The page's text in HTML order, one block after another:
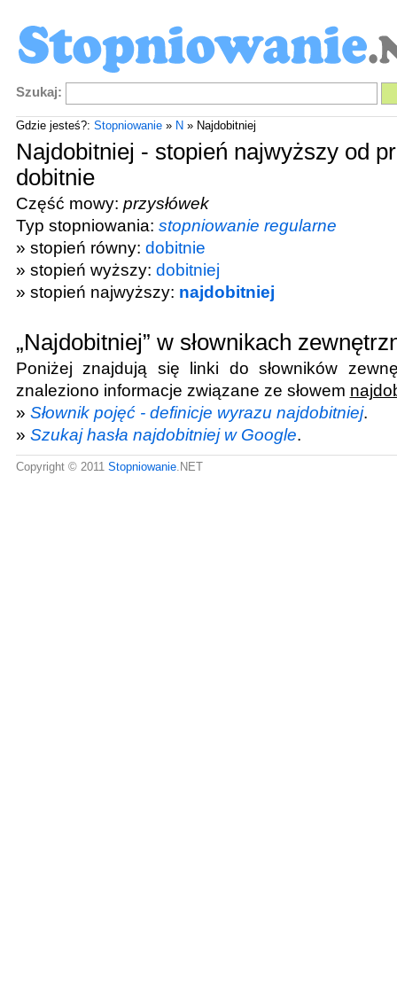
Szukaj:
Gdzie jesteś?: Stopniowanie» N » Najdobitniej
Najdobitniej - stopień najwyższy od
dobitnie
Część mowy: przysłówek
Typ stopniowania: stopniowanie regularne
» stopień równy: dobitnie
» stopień wyższy: dobitniej
» stopień najwyższy: najdobitniej
„Najdobitniej” w słownikach
Poniżej znajdują się linki do słowników
znaleziono informacje związane ze słowem
» Słownik pojęć - definicje wyrazu najdobitniej.
» Szukaj hasła najdobitniej w Google.
Copyright © 2011 Stopniowanie.NET